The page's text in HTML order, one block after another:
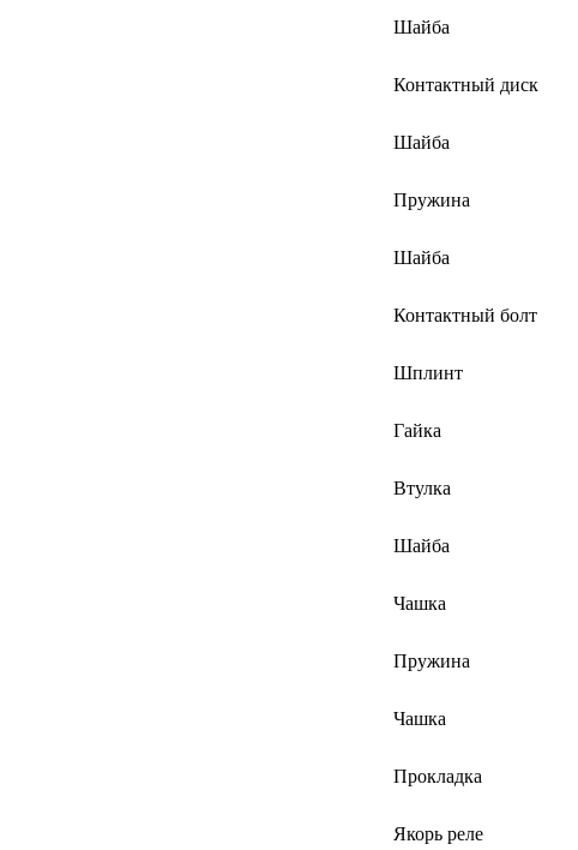
Шайба
Контактный диск
Шайба
Пружина
Шайба
Контактный болт
Шплинт
Гайка
Втулка
Шайба
Чашка
Пружина
Чашка
Прокладка
Якорь реле